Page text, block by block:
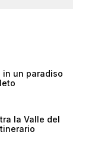
in un paradiso
la Valle del